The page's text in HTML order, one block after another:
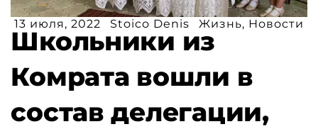
13 июля, 2022 Stoico Denis Жизнь, Новости
Школьники из
Комрата вошли в
состав делегации,